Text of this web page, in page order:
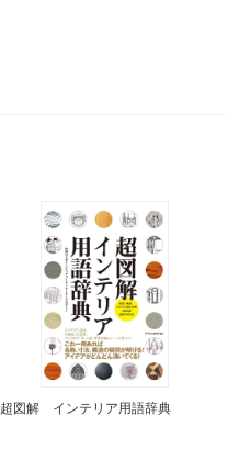
超図解 インテリア用語辞典